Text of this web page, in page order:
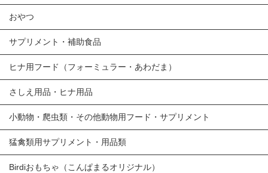
おやつ
サプリメント・補助食品
ヒナ用フード（フォーミュラー・あわだま）
さしえ用品・ヒナ用品
小動物・爬虫類・その他動物用フード・サプリメント
猛禽類用サプリメント・用品類
Birdiおもちゃ（こんぱまるオリジナル）